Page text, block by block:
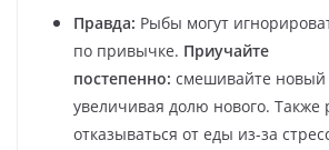
Правда: Рыбы могут
по привычке. Приучайте
постепенно: смешивайте новый
увеличивая долю нового. Также
отказываться от еды из-за